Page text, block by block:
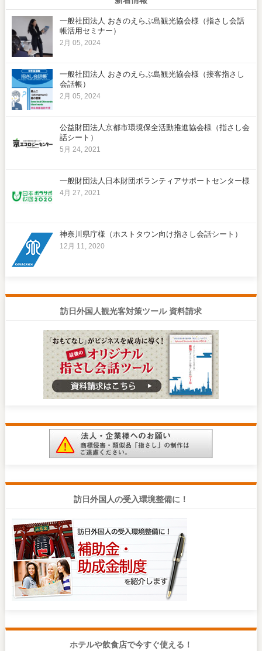
一般社団法人 おきのえらぶ島観光協会様（指さし会話
帳活用セミナー）
2月 05, 2024
一般社団法人 おきのえらぶ島観光協会様（接客指さし
会話帳）
2月 05, 2024
公益財団法人京都市環境保全活動推進協会様（指さし会
話シート）
5月 24, 2021
一般財団法人日本財団ボランティアサポートセンター様
4月 27, 2021
神奈川県庁様（ホストタウン向け指さし会話シート）
12月 11, 2020
訪日外国人観光客対策ツール 資料請求
訪日外国人の受入環境整備に！
ホテルや飲食店で今すぐ使える！